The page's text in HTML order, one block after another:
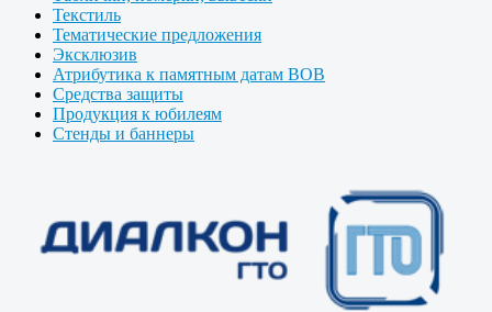
Текстиль
Тематические предложения
Эксклюзив
Атрибутика к памятным датам ВОВ
Средства защиты
Продукция к юбилеям
Стенды и баннеры